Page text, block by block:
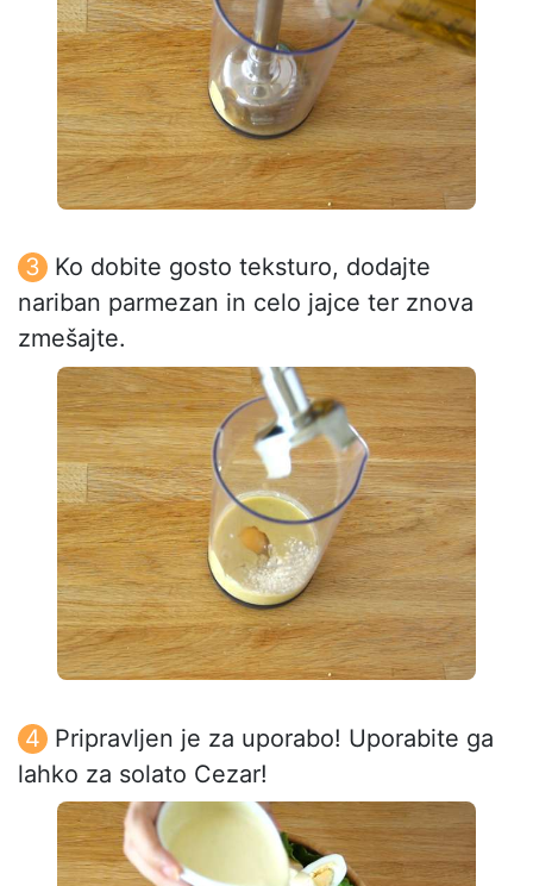
Ko dobite gosto teksturo, dodajte
nariban parmezan in celo jajce ter znova
zmešajte.
Pripravljen je za uporabo! Uporabite ga
lahko za solato Cezar!